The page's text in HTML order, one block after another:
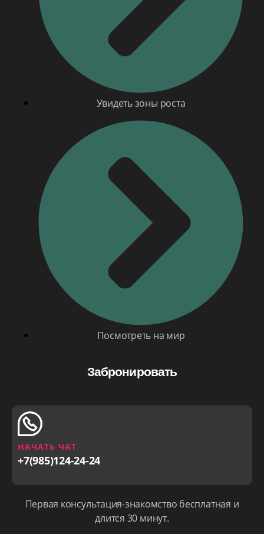
Увидеть зоны роста
Посмотреть на мир
Забронировать
НАЧАТЬ ЧАТ
+7(985)124-24-24
Первая консультация-знакомство бесплатная и
длится 30 минут.